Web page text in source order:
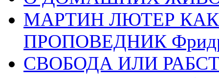
МАРТИН ЛЮТЕР
ПРОПОВЕДНИК
СВОБОДА ИЛИ